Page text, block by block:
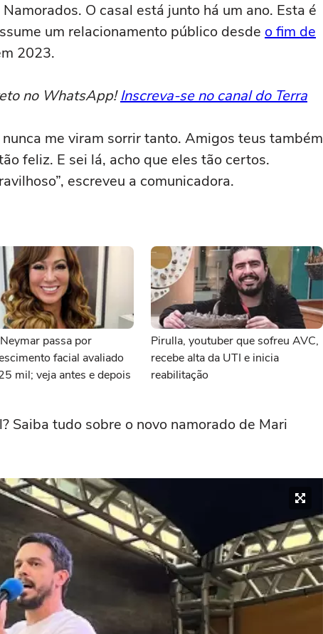
O casal está junto há um ano. Esta é
um relacionamento público desde o fim de
2023.
no WhatsApp!Inscreva-se no canal do Terra
me viram sorrir tanto. Amigos teus também
feliz. E sei lá, acho que eles tão certos.
escreveu a comunicadora.
passa por
facial avaliado
mil; veja antes e depois
Pirulla, youtuber que sofreu AVC,
recebe alta da UTI e inicia
reabilitação
Saiba tudo sobre o novo namorado de Mari